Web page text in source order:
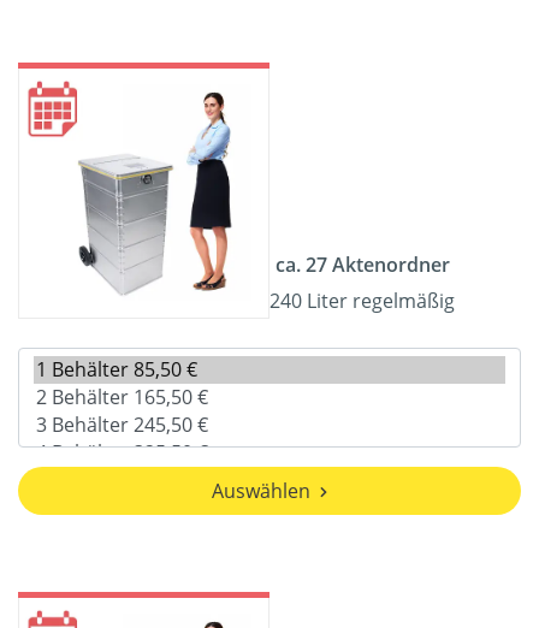
ca. 27 Aktenordner
240 Liter regelmäßig
Auswählen